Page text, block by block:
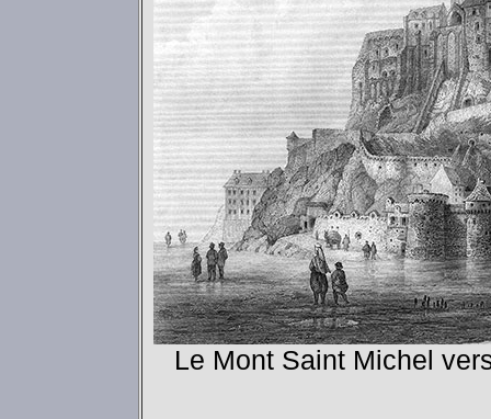
Le Mont Saint Michel